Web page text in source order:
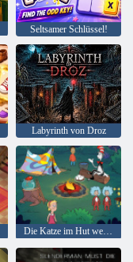
Seltsamer Schlüssel!
Labyrinth von Droz
Die Katze im Hut weiß viel über das! Lagerzeit